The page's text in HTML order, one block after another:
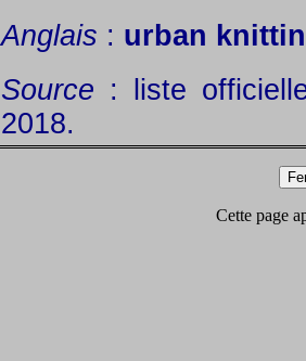
Anglais : urban
Source : liste
2018.
Cette page